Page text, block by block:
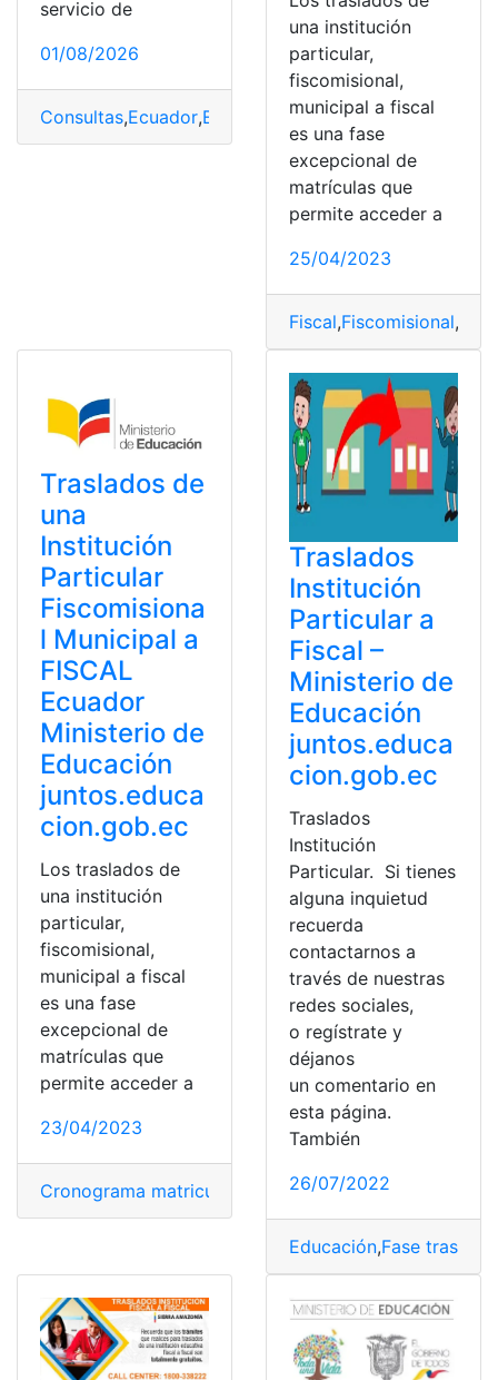
servicio de
01/08/2026
Consultas,Ecuador,Estudiantes,Herramientas Ecuador
una institución
particular,
fiscomisional,
municipal a fiscal
es una fase
excepcional de
matrículas que
permite acceder a
25/04/2023
Fiscal,Fiscomisional,
Traslados de
una
Institución
Particular
Fiscomisiona
l Municipal a
FISCAL
Ecuador
Ministerio de
Educación
juntos.educa
cion.gob.ec
Los traslados de
una institución
particular,
fiscomisional,
municipal a fiscal
es una fase
excepcional de
matrículas que
permite acceder a
23/04/2023
Cronograma matriculas traslados de Estudiantes
Traslados
Institución
Particular a
Fiscal –
Ministerio de
Educación
juntos.educa
cion.gob.ec
Traslados
Institución
Particular. Si tienes
alguna inquietud
recuerda
contactarnos a
través de nuestras
redes sociales,
o regístrate y
déjanos
un comentario en
esta página.
También
26/07/2022
Educación,Fase